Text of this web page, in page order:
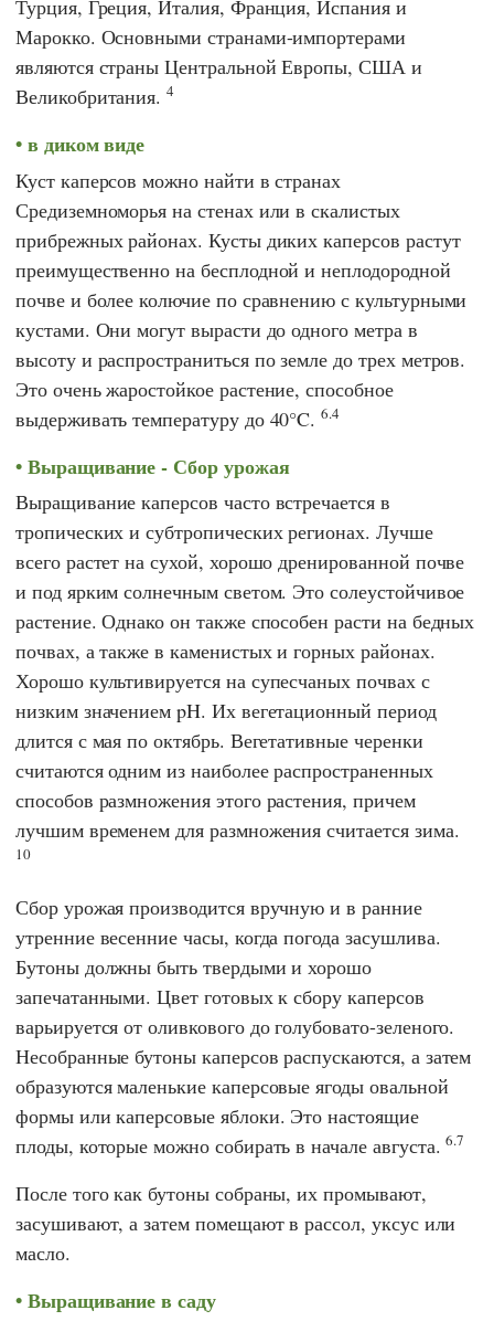
Турция, Греция, Италия, Франция, Испания и
Марокко. Основными странами-импортерами
являются страны Центральной Европы, США и
Великобритания.4
в диком виде
Куст каперсов можно найти в странах
Средиземноморья на стенах или в скалистых
прибрежных районах. Кусты диких каперсов растут
преимущественно на бесплодной и неплодородной
почве и более колючие по сравнению с культурными
кустами. Они могут вырасти до одного метра в
высоту и распространиться по земле до трех метров.
Это очень жаростойкое растение, способное
выдерживать температуру до 40°C.6.4
Выращивание - Сбор урожая
Выращивание каперсов часто встречается в
тропических и субтропических регионах. Лучше
всего растет на сухой, хорошо дренированной почве
и под ярким солнечным светом. Это солеустойчивое
растение. Однако он также способен расти на бедных
почвах, а также в каменистых и горных районах.
Хорошо культивируется на супесчаных почвах с
низким значением pH. Их вегетационный период
длится с мая по октябрь. Вегетативные черенки
считаются одним из наиболее распространенных
способов размножения этого растения, причем
лучшим временем для размножения считается зима.
10
Сбор урожая производится вручную и в ранние
утренние весенние часы, когда погода засушлива.
Бутоны должны быть твердыми и хорошо
запечатанными. Цвет готовых к сбору каперсов
варьируется от оливкового до голубовато-зеленого.
Несобранные бутоны каперсов распускаются, а затем
образуются маленькие каперсовые ягоды овальной
формы или каперсовые яблоки. Это настоящие
плоды, которые можно собирать в начале августа.6.7
После того как бутоны собраны, их промывают,
засушивают, а затем помещают в рассол, уксус или
масло.
Выращивание в саду